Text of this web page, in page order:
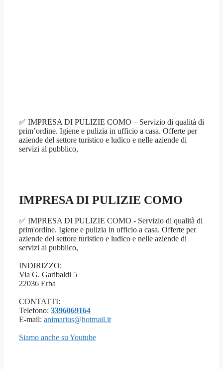
✅ IMPRESA DI PULIZIE COMO – Servizio di qualità di
prim’ordine. Igiene e pulizia in ufficio a casa. Offerte per
aziende del settore turistico e ludico e nelle aziende di
servizi al pubblico,
IMPRESA DI PULIZIE COMO
✅ IMPRESA DI PULIZIE COMO - Servizio di qualità di
prim'ordine. Igiene e pulizia in ufficio a casa. Offerte per
aziende del settore turistico e ludico e nelle aziende di
servizi al pubblico,
INDIRIZZO:
Via G. Garibaldi 5
22036 Erba
CONTATTI:
Telefono: 3396069164
E-mail: animarius@hotmail.it
Siamo anche su Youtube